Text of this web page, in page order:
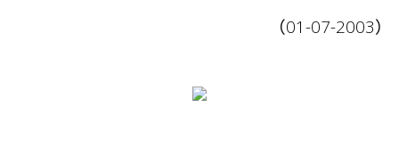
（01-07-2003）